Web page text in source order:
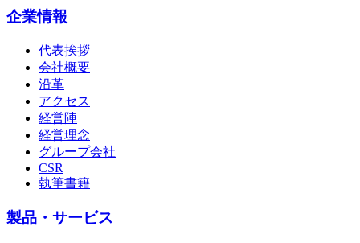
企業情報
代表挨拶
会社概要
沿革
アクセス
経営陣
経営理念
グループ会社
CSR
執筆書籍
製品・サービス